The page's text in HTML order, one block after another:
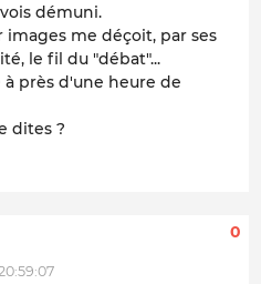
démuni.
me déçoit, par ses
le fil du "débat"...
près d'une heure de
dites ?
0